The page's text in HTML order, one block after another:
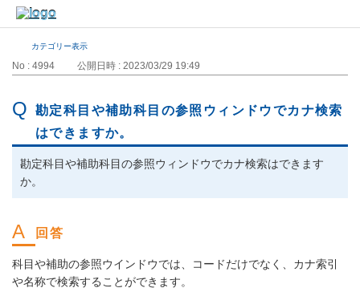
カテゴリー表示
No : 4994 公開日時 : 2023/03/29 19:49
勘定科目や補助科目の参照ウィンドウでカナ検索
はできますか。
勘定科目や補助科目の参照ウィンドウでカナ検索はできます
か。
科目や補助の参照ウインドウでは、コードだけでなく、カナ索引
や名称で検索することができます。